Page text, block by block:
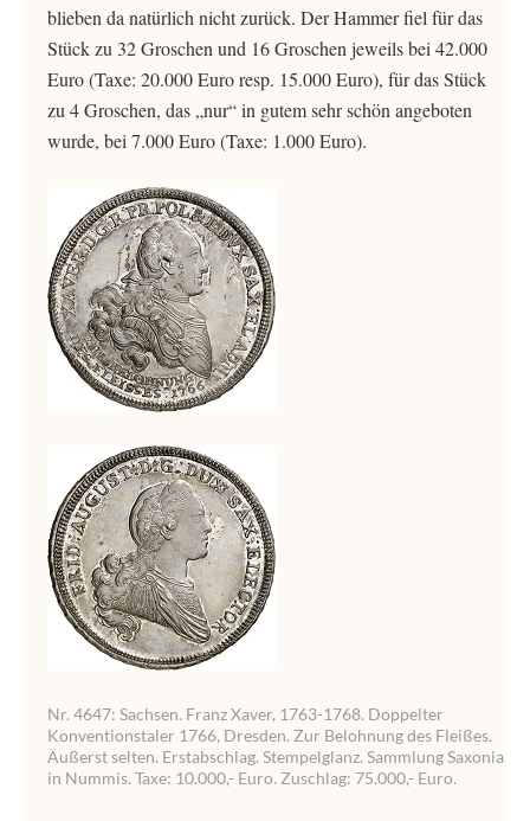
blieben da natürlich nicht zurück. Der Hammer fiel für das
Stück zu 32 Groschen und 16 Groschen jeweils bei 42.000
Euro (Taxe: 20.000 Euro resp. 15.000 Euro), für das Stück
zu 4 Groschen, das „nur“ in gutem sehr schön angeboten
wurde, bei 7.000 Euro (Taxe: 1.000 Euro).
Nr. 4647: Sachsen. Franz Xaver, 1763-1768. Doppelter
Konventionstaler 1766, Dresden. Zur Belohnung des Fleißes.
Äußerst selten. Erstabschlag. Stempelglanz. Sammlung Saxonia
in Nummis. Taxe: 10.000,- Euro. Zuschlag: 75.000,- Euro.